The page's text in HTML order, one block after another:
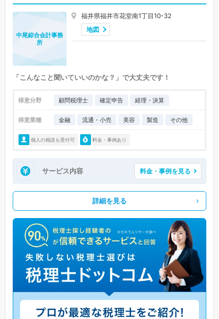
福井県福井市花堂南1丁目10-32
地図
中尾綜合会計事務
所
「こんなこと聞いていいのかな？」で大丈夫です！
得意分野 顧問税理士 確定申告 経理・決算
得意業種 金融 流通・小売 美容 製造 その他
個人の相談も受付可 料金・事例あり
サービス内容 料金・事例を見る
詳細を見る